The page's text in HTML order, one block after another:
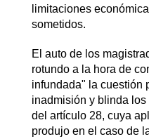
limitaciones
sometidos.
El auto de los
rotundo a la hora de
infundada" la cuestión
inadmisión y blinda
del artículo 28, cuya
produjo en el caso de